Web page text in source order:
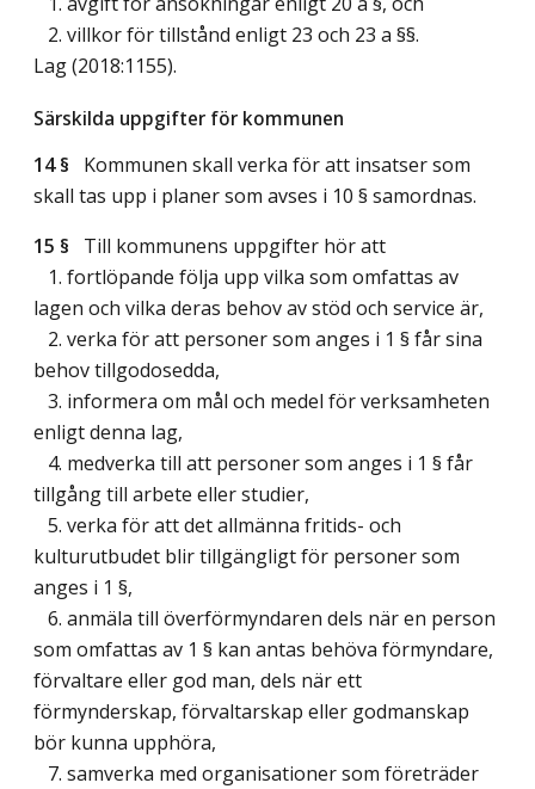
2. villkor för tillstånd enligt 23 och 23 a §§.
Lag (2018:1155).
Särskilda uppgifter för kommunen
14 § Kommunen skall verka för att insatser som
skall tas upp i planer som avses i 10 § samordnas.
15 § Till kommunens uppgifter hör att
1. fortlöpande följa upp vilka som omfattas av
lagen och vilka deras behov av stöd och service är,
2. verka för att personer som anges i 1 § får sina
behov tillgodosedda,
3. informera om mål och medel för verksamheten
enligt denna lag,
4. medverka till att personer som anges i 1 § får
tillgång till arbete eller studier,
5. verka för att det allmänna fritids- och
kulturutbudet blir tillgängligt för personer som
anges i 1 §,
6. anmäla till överförmyndaren dels när en person
som omfattas av 1 § kan antas behöva förmyndare,
förvaltare eller god man, dels när ett
förmynderskap, förvaltarskap eller godmanskap
bör kunna upphöra,
7. samverka med organisationer som företräder